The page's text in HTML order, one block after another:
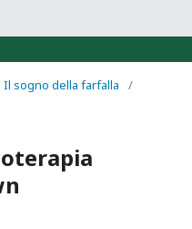
Il sogno della farfalla
/